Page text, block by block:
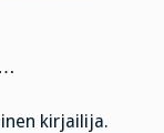
kirjailija.